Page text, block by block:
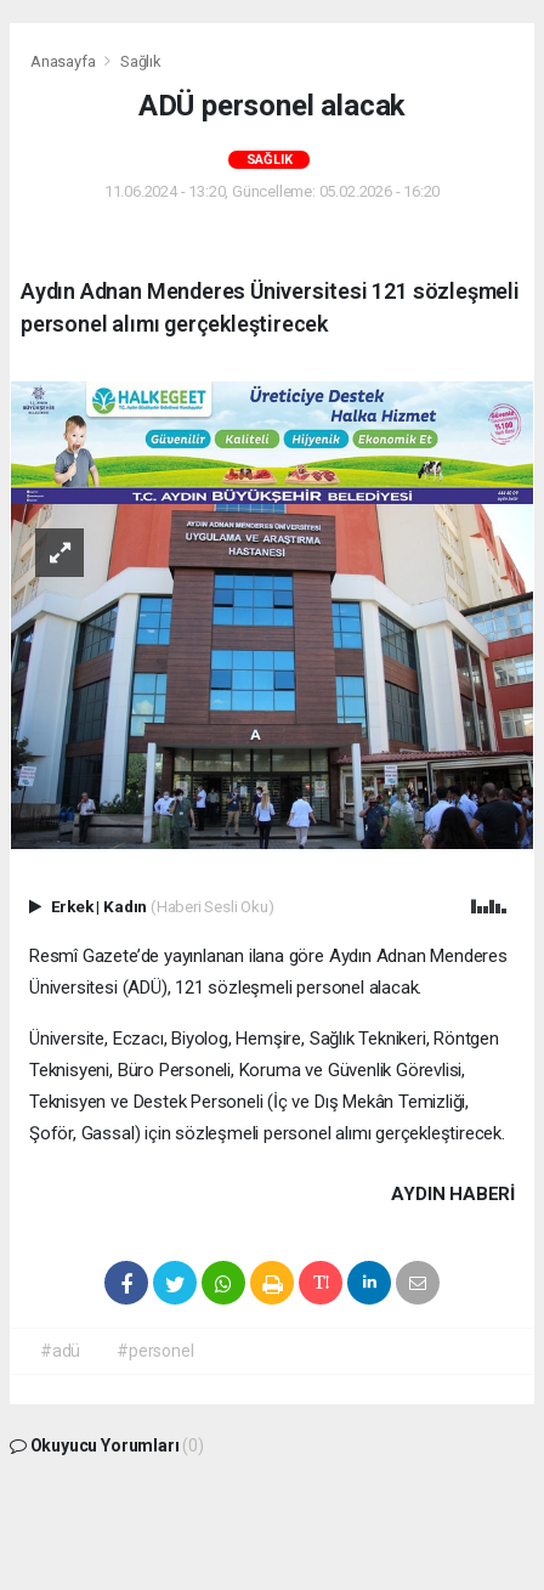
Anasayfa Sağlık
ADÜ personel alacak
SAĞLIK
11.06.2024 - 13:20, Güncelleme: 05.02.2026 - 16:20
Aydın Adnan Menderes Üniversitesi 121 sözleşmeli
personel alımı gerçekleştirecek
Erkek| Kadın (Haberi Sesli Oku)
Resmî Gazete’de yayınlanan ilana göre Aydın Adnan Menderes
Üniversitesi (ADÜ), 121 sözleşmeli personel alacak.
Üniversite, Eczacı, Biyolog, Hemşire, Sağlık Teknikeri, Röntgen
Teknisyeni, Büro Personeli, Koruma ve Güvenlik Görevlisi,
Teknisyen ve Destek Personeli (İç ve Dış Mekân Temizliği,
Şoför, Gassal) için sözleşmeli personel alımı gerçekleştirecek.
AYDIN HABERİ
#adü #personel
Okuyucu Yorumları (0)